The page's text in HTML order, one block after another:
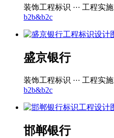
装饰工程标识 ··· 工程实施
b2b&b2c
盛京银行
装饰工程标识 ··· 工程实施
b2b&b2c
邯郸银行